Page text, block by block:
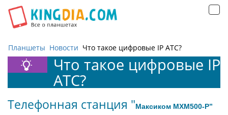
Планшеты Новости Что такое цифровые IP АТС?
Что такое цифровые IP
АТС?
Телефонная станция "Максиком MXM500-P”